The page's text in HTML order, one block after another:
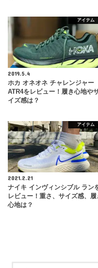
アイテム
2019.5.4
ホカ オネオネ チャレンジャー
ATR4をレビュー！履き心地や
イズ感は？
アイテム
2021.2.21
ナイキ インヴィンシブル ラン
レビュー！重さ、サイズ感、履
心地は？